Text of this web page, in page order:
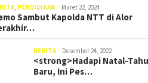
PENDIDIKAN Maret 22, 2024
Sambut Kapolda NTT di Alor
BERITA Desember 24, 2022
<strong>Hadapi Natal-
Baru, Ini Pes…